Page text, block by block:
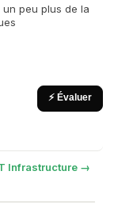
un peu plus de la
⚡ Évaluer
Infrastructure →